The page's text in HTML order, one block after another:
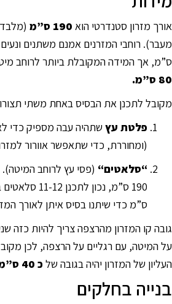
font_download
לאפס
את
כל
אורך מזרון סטנדרטי הוא 190 ס”מ
ס”מ, אך המידה המקובלת ביותר לרוחב
80 ס”מ.
מקובל לתכנן את הבסיס באחת משתי
פלטת עץשתהיה עבה מספיק כדי
(ומחוררת, כדי שתאפשר אוורור
“סלאטים“ (פסי עץ לרוחב
ס”מ כדי שיתנו בסיס איתן לאורך
גובה קו המזרון מהרצפה צריך להיות כזה
על המיטה, עם רגליים על הרצפה, לכן
העליון של המזרון יהיה בגובה של כ 40 ס”מ
בנייה בחלקים